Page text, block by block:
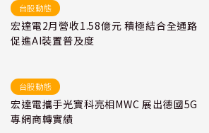
台股動態
宏達電2月營收1.58億元 積極結合全通路
促進AI裝置普及度
台股動態
宏達電攜手光寶科亮相MWC 展出德國5G
專網商轉實績